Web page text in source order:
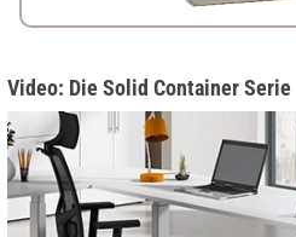
Video: Die Solid Container Serie